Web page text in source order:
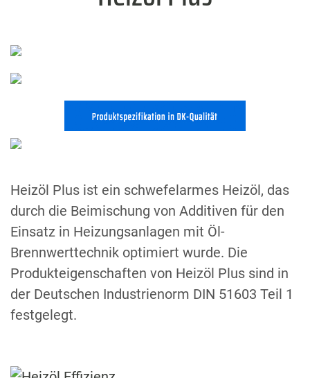
Heizöl Plus ist ein schwefelarmes Heizöl, das
durch die Beimischung von Additiven für den
Einsatz in Heizungsanlagen mit Öl-
Brennwerttechnik optimiert wurde. Die
Produkteigenschaften von Heizöl Plus sind in
der Deutschen Industrienorm DIN 51603 Teil 1
festgelegt.